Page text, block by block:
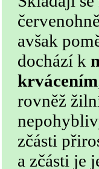
avšak
dochází k
krvácením
rovněž
zčásti
a zčásti je